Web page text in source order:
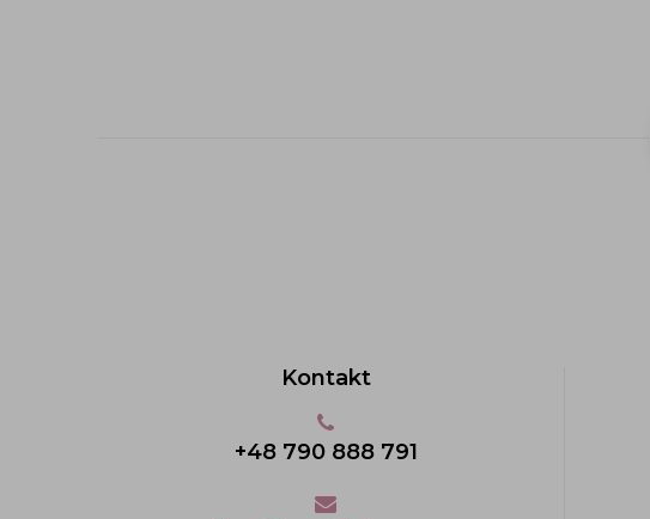
Kontakt
+48 790 888 791